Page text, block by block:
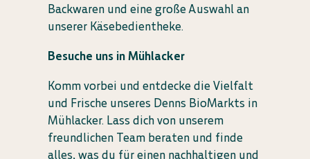
Backwaren und eine große Auswahl an
unserer Käsebedientheke.
Besuche uns in Mühlacker
Komm vorbei und entdecke die Vielfalt
und Frische unseres Denns BioMarkts in
Mühlacker. Lass dich von unserem
freundlichen Team beraten und finde
alles, was du für einen nachhaltigen und